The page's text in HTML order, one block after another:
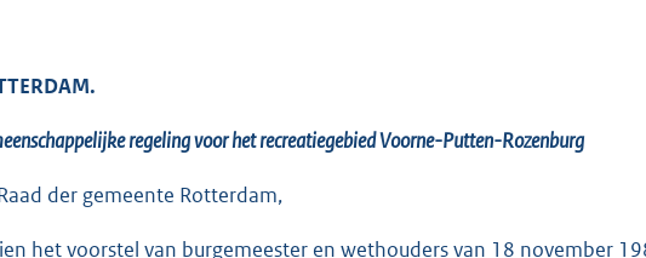
regeling voor het recreatiegebiedVoorne-Putten-Rozenburg
der gemeente Rotterdam,
het voorstel van burgemeester en wethouders van 18 november